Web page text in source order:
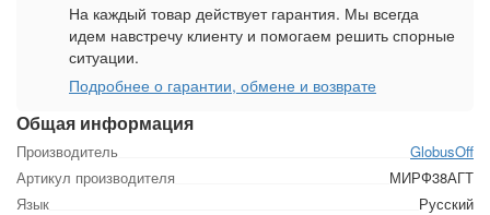
Общая информация
Производитель
GlobusOff
Артикул производителя
МИРФ38АГТ
Язык
Русский
На каждый товар действует гарантия. Мы всегда
идем навстречу клиенту и помогаем решить спорные
ситуации.
Подробнее о гарантии, обмене и возврате